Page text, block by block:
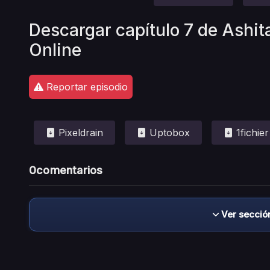
Descargar capítulo 7 de
Online
Reportar episodio
Pixeldrain Uptobox 1fichier
0comentarios
Ver